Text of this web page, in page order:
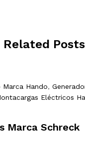
Related Posts
Hando,
Eléctricos
Marca Schreck